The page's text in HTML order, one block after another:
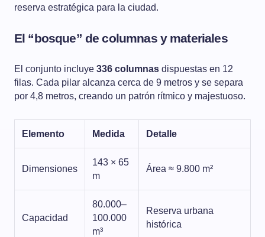
reserva estratégica para la ciudad.
El “bosque” de columnas y materiales
El conjunto incluye 336 columnas dispuestas en 12
filas. Cada pilar alcanza cerca de 9 metros y se separa
por 4,8 metros, creando un patrón rítmico y majestuoso.
Elemento Medida Detalle
Dimensiones
143 × 65
m
Área ≈ 9.800 m²
Capacidad
80.000–
100.000
m³
Reserva urbana
histórica